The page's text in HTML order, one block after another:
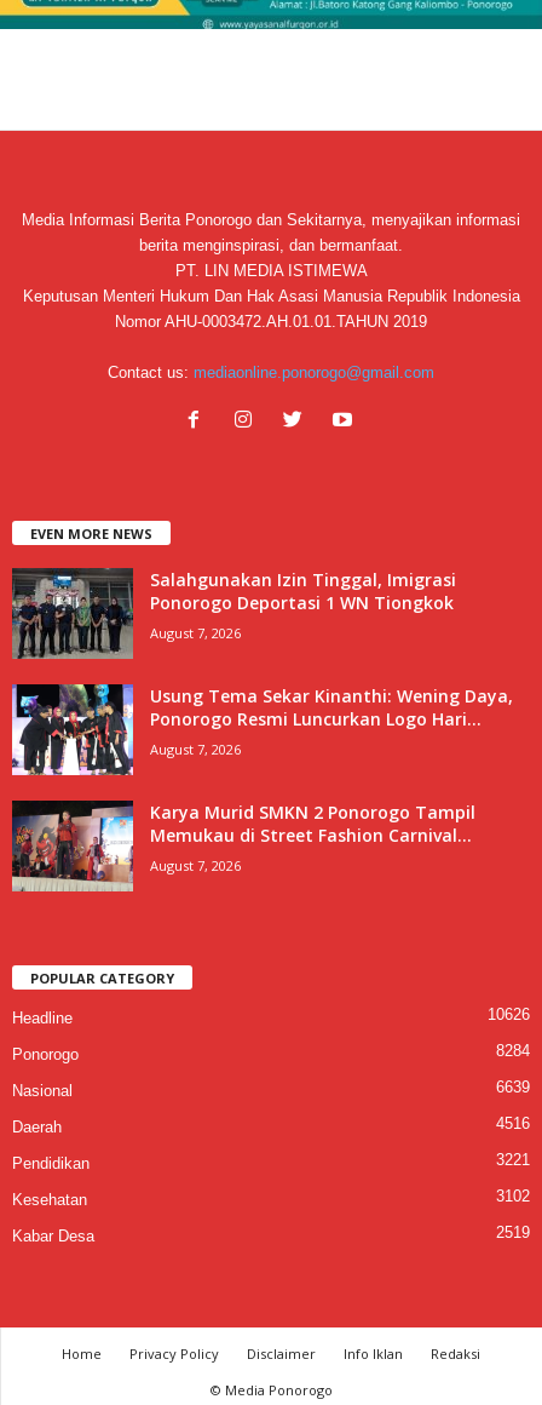
Media Informasi Berita Ponorogo dan Sekitarnya, menyajikan informasi
berita menginspirasi, dan bermanfaat.
PT. LIN MEDIA ISTIMEWA
Keputusan Menteri Hukum Dan Hak Asasi Manusia Republik Indonesia
Nomor AHU-0003472.AH.01.01.TAHUN 2019
Contact us: mediaonline.ponorogo@gmail.com
EVEN MORE NEWS
Salahgunakan Izin Tinggal, Imigrasi
Ponorogo Deportasi 1 WN Tiongkok
August 7, 2026
Usung Tema Sekar Kinanthi: Wening Daya,
Ponorogo Resmi Luncurkan Logo Hari...
August 7, 2026
Karya Murid SMKN 2 Ponorogo Tampil
Memukau di Street Fashion Carnival...
August 7, 2026
POPULAR CATEGORY
Headline 10626
Ponorogo 8284
Nasional 6639
Daerah 4516
Pendidikan 3221
Kesehatan 3102
Kabar Desa 2519
Home Privacy Policy Disclaimer Info Iklan
Redaksi
© Media Ponorogo